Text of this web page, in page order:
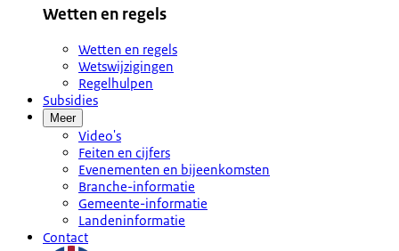
Wetten en regels
Wetten en regels
Wetswijzigingen
Regelhulpen
Subsidies
Meer
Video's
Feiten en cijfers
Evenementen en bijeenkomsten
Branche-informatie
Gemeente-informatie
Landeninformatie
Contact